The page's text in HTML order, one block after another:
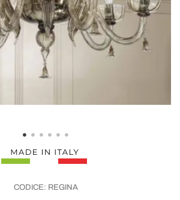
CODICE: REGINA